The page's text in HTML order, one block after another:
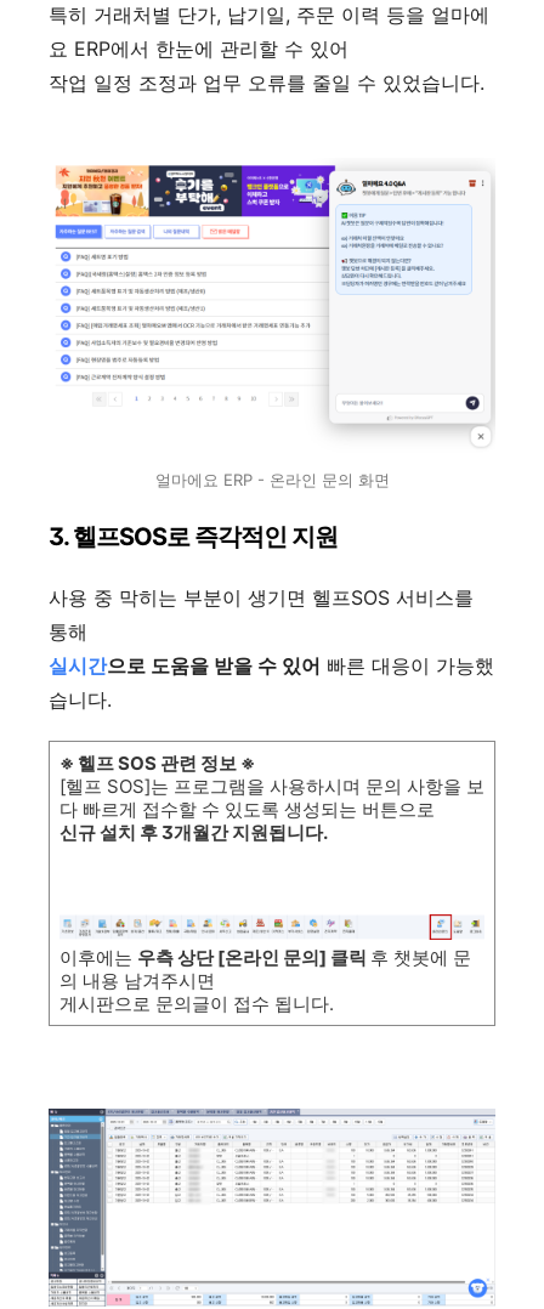
특히 거래처별 단가, 납기일, 주문 이력 등을 얼마에
요 ERP에서 한눈에 관리할 수 있어
작업 일정 조정과 업무 오류를 줄일 수 있었습니다.
얼마에요 ERP - 온라인 문의 화면
3. 헬프SOS로 즉각적인 지원
사용 중 막히는 부분이 생기면 헬프SOS 서비스를
통해
실시간으로 도움을 받을 수 있어 빠른 대응이 가능했
습니다.
※ 헬프 SOS 관련 정보 ※
[헬프 SOS]는 프로그램을 사용하시며 문의 사항을 보
다 빠르게 접수할 수 있도록 생성되는 버튼으로
신규 설치 후 3개월간 지원됩니다.
이후에는 우측 상단 [온라인 문의] 클릭 후 챗봇에 문
의 내용 남겨주시면
게시판으로 문의글이 접수 됩니다.